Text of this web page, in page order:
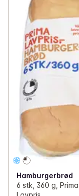
Hamburgerbrød
6 stk, 360 g, Prima